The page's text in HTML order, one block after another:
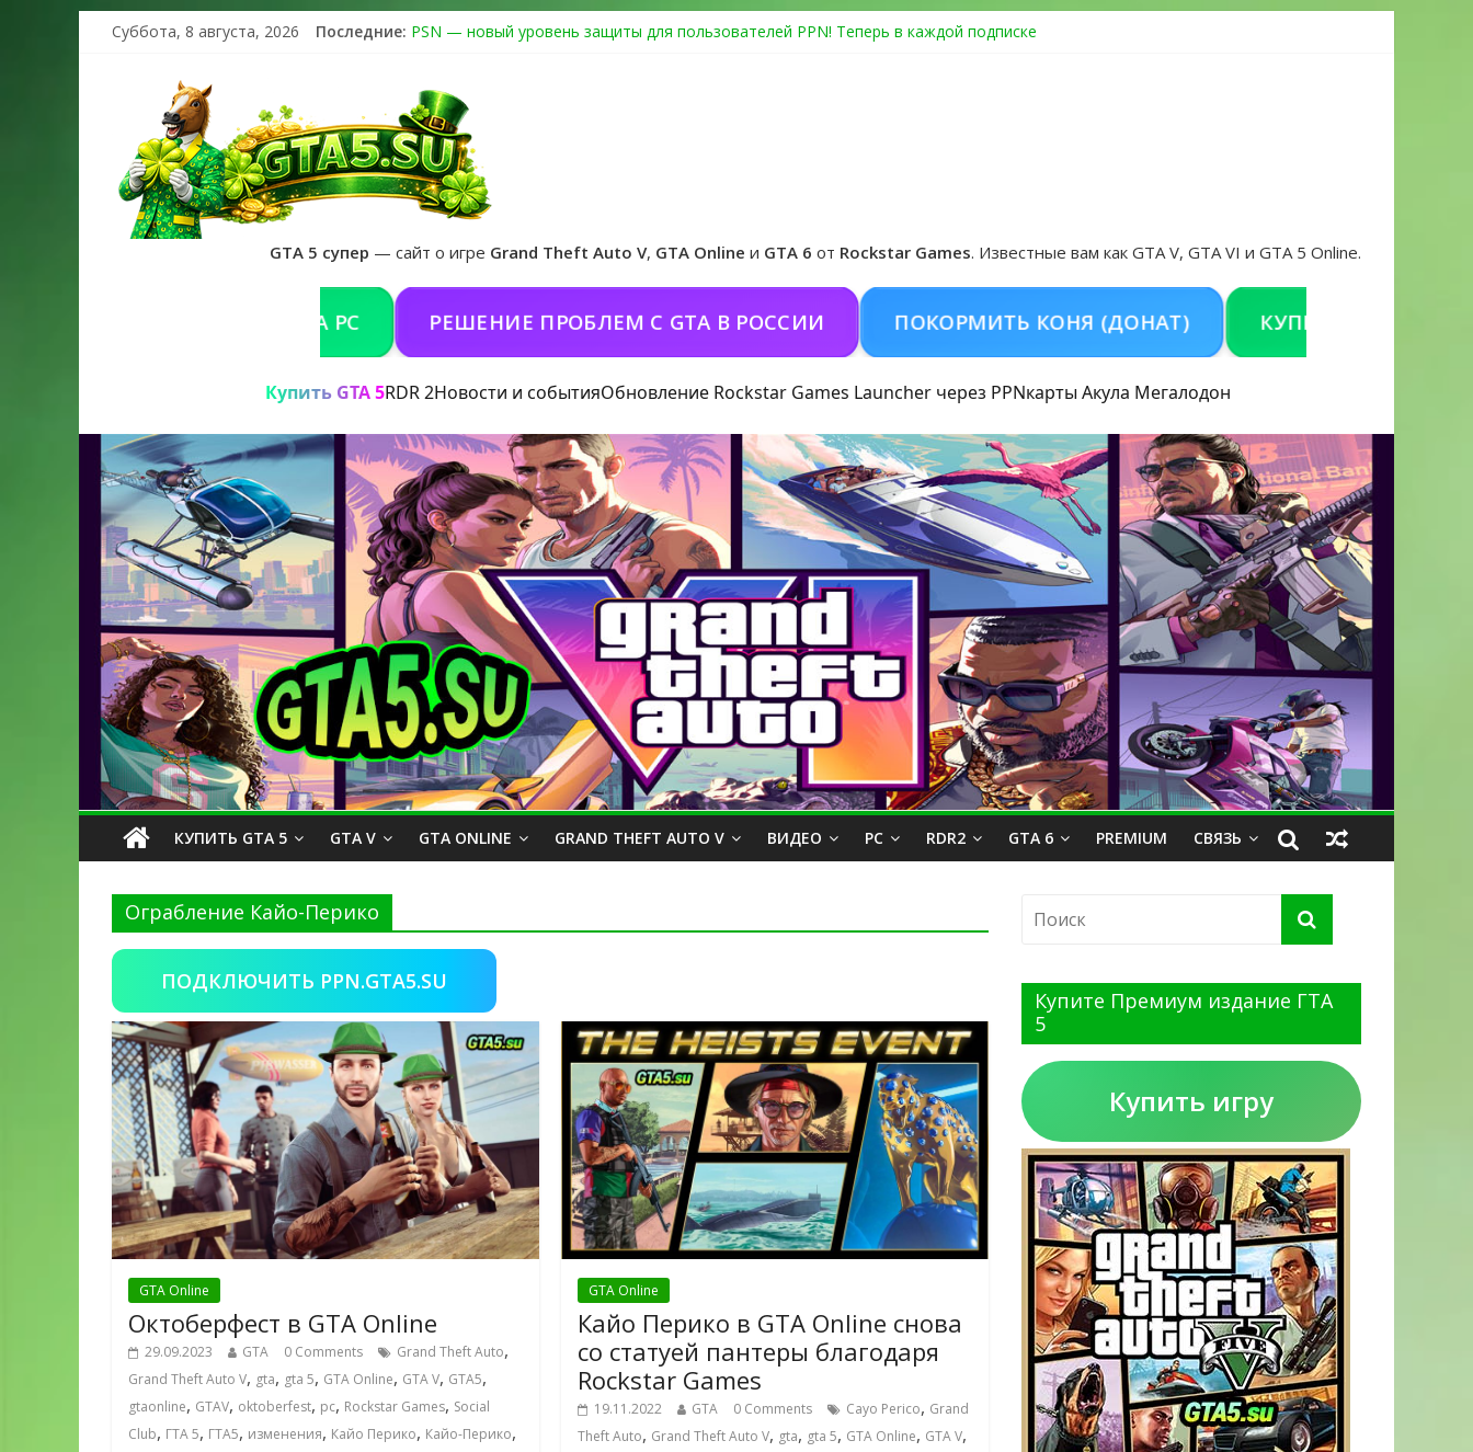
Суббота, 8 августа, 2026 Последние: PSN — новый уровень защиты для пользователей PPN! Теперь в каждой подписке
Получайте особые награды в GTA Online по программе Fine Art Collector
GTA 6 официальная обложка игры и Предзаказ Grand Theft Auto VI
GTA 5 супер — сайт о игре Grand Theft Auto V, GTA Online и GTA 6 от Rockstar Games. Известные вам как GTA V, GTA VI и GTA 5 Online.
РЕШЕНИЕ ПРОБЛЕМ С GTA В РОССИИ ПОКОРМИТЬ КОНЯ (ДОНАТ) КУПИТЬ GTA 5 ONLINE НА PC
Купить GTA 5RDR 2Новости и событияОбновление Rockstar Games Launcher через PPNкарты Акула Мегалодон
КУПИТЬ GTA 5 GTA V GTA ONLINE GRAND THEFT AUTO V ВИДЕО PC RDR2 GTA 6 PREMIUM СВЯЗЬ
Ограбление Кайо-Перико
ПОДКЛЮЧИТЬ PPN.GTA5.SU
GTA Online
Октоберфест в GTA Online
29.09.2023 GTA 0 Comments Grand Theft Auto,
Grand Theft Auto V, gta, gta 5, GTA Online, GTA V, GTA5,
gtaonline, GTAV, oktoberfest, pc, Rockstar Games, Social
Club, ГТА 5, ГТА5, изменения, Кайо Перико, Кайо-Перико,
GTA Online
Кайо Перико в GTA Online снова
со статуей пантеры благодаря
Rockstar Games
19.11.2022 GTA 0 Comments Cayo Perico, Grand
Theft Auto, Grand Theft Auto V, gta, gta 5, GTA Online, GTA V,
Купите Премиум издание ГТА
5
Купить игру